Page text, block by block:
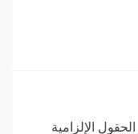
الحقول الإلزامية